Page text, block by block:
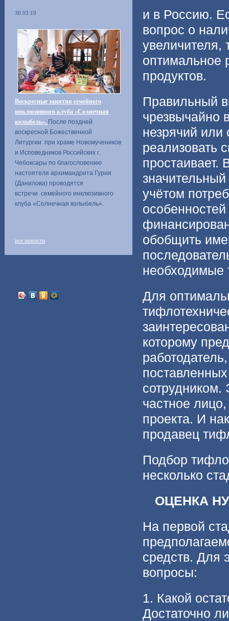
30.03.19
Воскресные занятия семейного
инклюзивного клуба «Солнечная
колыбель». После поздней
воскресной Божественной
Литургии при храме Новомучеников
и Исповедников Российских г.
Чебоксары по благословению
настоятеля архимандрита Гурия
(Данилова) проводятся
встречи семейного инклюзивного
клуба «Солнечная колыбель».
все новости
и в Россию.
вопрос о
увеличителя,
оптимальное
продуктов.
Правильный
чрезвычайно
незрячий или
реализовать
простаивает.
учётом
обобщить
необходимые
Для
которому
сотрудником.
частное
проекта. И
продавец
Подбор
несколько
ОЦЕНКА
На первой
средств. Для
вопросы:
1. Какой
Достаточно